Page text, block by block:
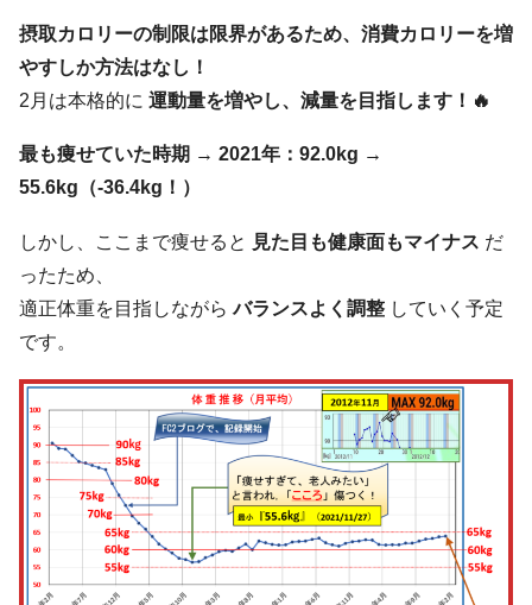
摂取カロリーの制限は限界があるため、消費カロリーを増
やすしか方法はなし！
2月は本格的に 運動量を増やし、減量を目指します！🔥
最も痩せていた時期 → 2021年：92.0kg →
55.6kg（-36.4kg！）
しかし、ここまで痩せると 見た目も健康面もマイナス だ
ったため、
適正体重を目指しながらバランスよく調整 していく予定
です。